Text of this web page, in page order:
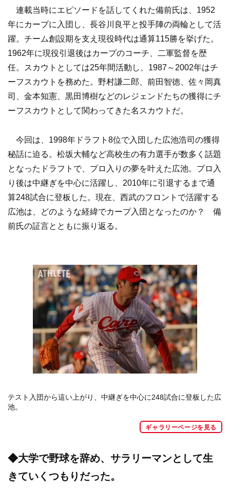
連載当時にエピソードを話してくれた備前氏は、1952
年にカープに入団し、長谷川良平と投手陣の両輪として活
躍。チーム創設期を支え現役時代は通算115勝を挙げた。
1962年に現役引退後はカープのコーチ、二軍監督を歴
任。スカウトとしては25年間活動し、1987～2002年はチ
ーフスカウトを務めた。野村謙二郎、前田智徳、佐々岡真
司、金本知憲、黒田博樹などのレジェンドたちの獲得にチ
ーフスカウトとして関わってきた名スカウトだ。
今回は、1998年ドラフト8位で入団した広池浩司の獲得
秘話に迫る。松坂大輔など高校生の有力選手が数多く話題
となったドラフトで、プロ入りの夢を叶えた広池。プロ入
り後は中継ぎを中心に活躍し、2010年に引退するまで通
算248試合に登板した。現在、西武のフロントで活躍する
広池は、どのような経緯でカープ入団となったのか？ 備
前氏の証言とともに振り返る。
テスト入団から這い上がり、中継ぎを中心に248試合に登板した広
池。
ギャラリーページを見る
◆大学で野球を辞め、サラリーマンとして生
きていくつもりだった。